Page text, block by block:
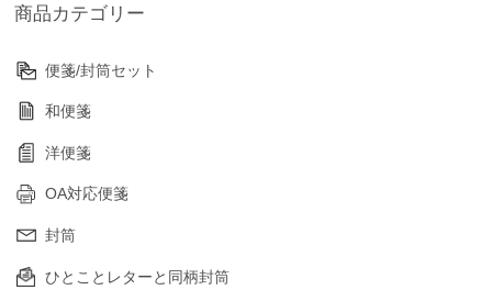
商品カテゴリー
便箋/封筒セット
和便箋
洋便箋
OA対応便箋
封筒
ひとことレターと同柄封筒